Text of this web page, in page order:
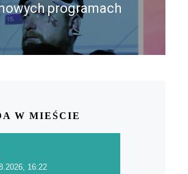
programach
W MIEŚCIE